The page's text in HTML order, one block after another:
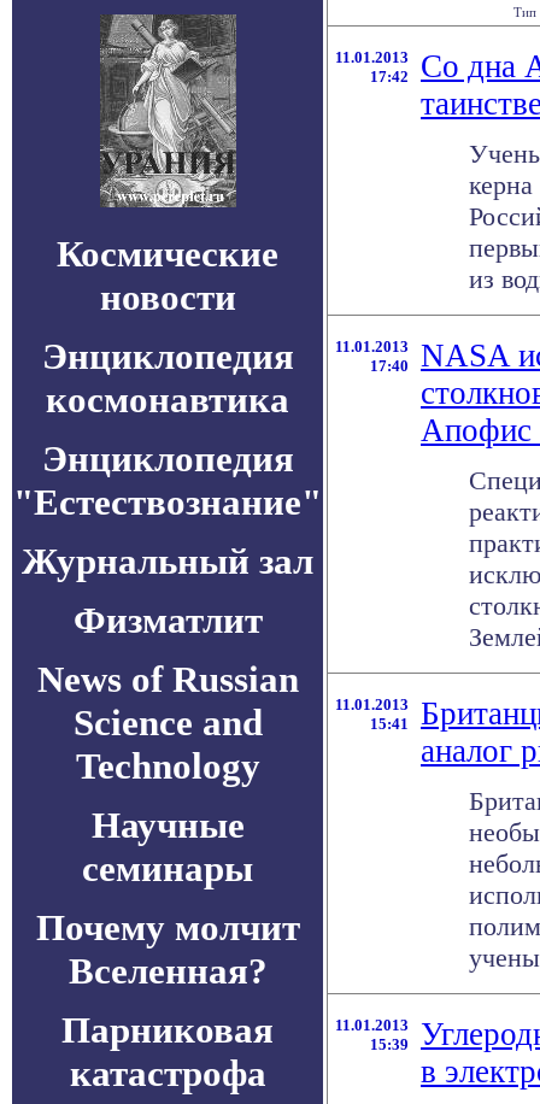
Космические
новости
Энциклопедия
космонавтика
Энциклопедия
"Естествознание"
Журнальный зал
Физматлит
News of Russian
Science and
Technology
Научные
семинары
Почему молчит
Вселенная?
Парниковая
катастрофа
Тип
11.01.2013
17:42
Со дна
из
11.01.2013
17:40
NASA
Апофис
11.01.2013
15:41
аналог
11.01.2013
15:39
в